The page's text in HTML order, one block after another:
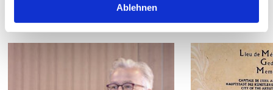
Ablehnen